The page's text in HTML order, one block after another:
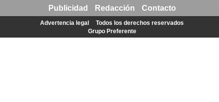
Publicidad Redacción Contacto
Advertencia legal
Todos los derechos reservados
Grupo Preferente